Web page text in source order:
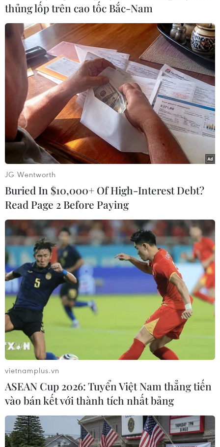
trợ trị giá 12 tỷ USD từ Quỹ Tiền tệ Quốc tế
(IMF).
Tuy nhiên, cải cách gặp nhiều thách thức khi
liên tục xuất hiện các cáo buộc rằng các quan
chức cấp cao của chính phủ và quân đội tham
nhũng./.
(TTXVN/Vietnam+)
#Ai Cập #UAE
#Abdel Fattah El-Sisi
#Hợp tác đầu tư
#Đầu tư chiến lược
#Việc làm
#Cải cách kinh tế
Ai Cập
UAE
Theo dõi VietnamPlus
thủng lốp trên cao tốc Bắc-Nam
JG Wentworth
Buried In $10,000+ Of High-Interest Debt?
Read Page 2 Before Paying
vietnamplus.vn
ASEAN Cup 2026: Tuyển Việt Nam thẳng tiến
vào bán kết với thành tích nhất bảng